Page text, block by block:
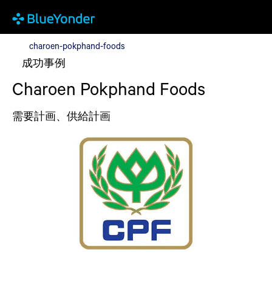
charoen-pokphand-foods
charoen-pokphand-foods
成功事例
Charoen Pokphand Foods
需要計画、供給計画